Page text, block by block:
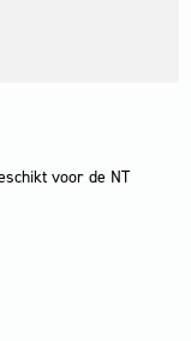
voor de NT